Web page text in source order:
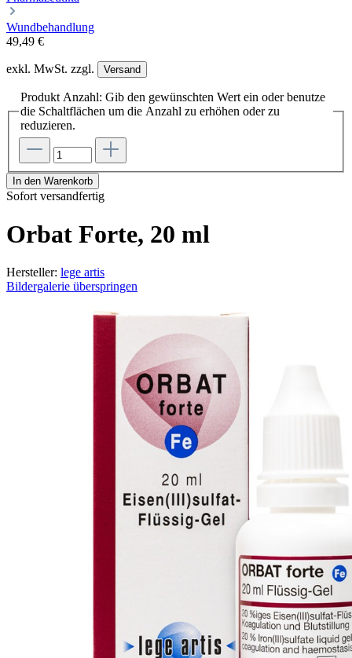
Wundbehandlung
49,49 €
exkl. MwSt. zzgl. Versand
Produkt Anzahl: Gib den gewünschten Wert ein oder benutze
die Schaltflächen um die Anzahl zu erhöhen oder zu
reduzieren.
In den Warenkorb
Sofort versandfertig
Orbat Forte, 20 ml
Hersteller: lege artis
Bildergalerie überspringen